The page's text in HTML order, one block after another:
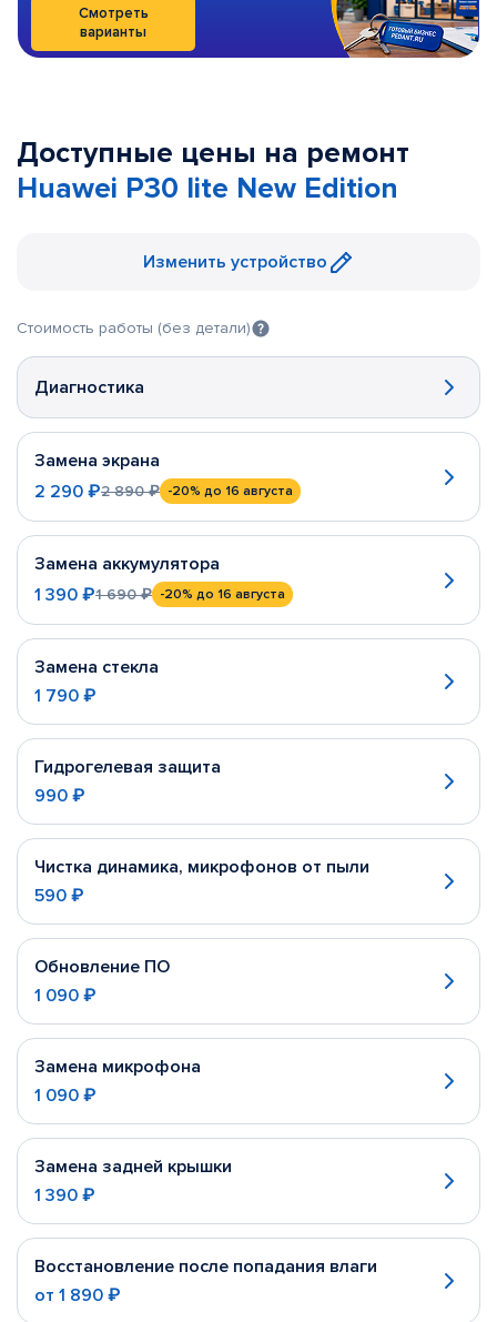
Смотреть
варианты
Доступные цены на ремонт
Huawei P30 lite New Edition
Изменить устройство
Стоимость работы (без детали)
Диагностика
Замена экрана
2 290 ₽2 890 ₽ -20% до 16 августа
Замена аккумулятора
1 390 ₽1 690 ₽ -20% до 16 августа
Замена стекла
1 790 ₽
Гидрогелевая защита
990 ₽
Чистка динамика, микрофонов от пыли
590 ₽
Обновление ПО
1 090 ₽
Замена микрофона
1 090 ₽
Замена задней крышки
1 390 ₽
Восстановление после попадания влаги
от 1 890 ₽